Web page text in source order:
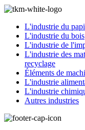
L'industrie du
L'industrie du bois
L'industrie de
L'industrie des
recyclage
Éléments de
L'industrie
L'industrie
Autres industries